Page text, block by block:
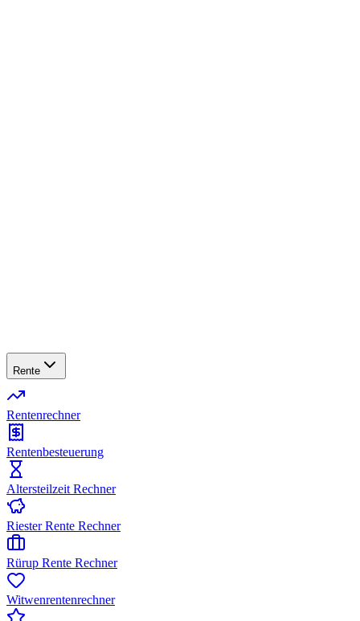
Rente
Rentenrechner
Rentenbesteuerung
Altersteilzeit Rechner
Riester Rente Rechner
Rürup Rente Rechner
Witwenrentenrechner